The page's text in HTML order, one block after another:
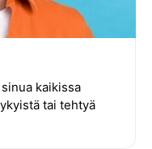
kaikissa
tai tehtyä